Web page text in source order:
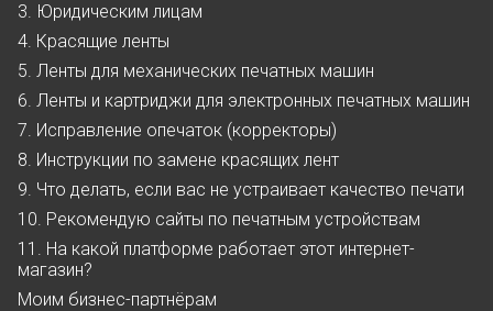
3. Юридическим лицам
4. Красящие ленты
5. Ленты для механических печатных машин
6. Ленты и картриджи для электронных печатных машин
7. Исправление опечаток (корректоры)
8. Инструкции по замене красящих лент
9. Что делать, если вас не устраивает качество печати
10. Рекомендую сайты по печатным устройствам
11. На какой платформе работает этот интернет-
магазин?
Моим бизнес-партнёрам